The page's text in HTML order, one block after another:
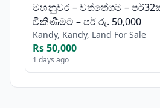
මහනුවර – වත්තේගම –
විකිණීමට – පර් රු. 50,000
Kandy, Kandy, Land For Sale
Rs 50,000
1 days ago